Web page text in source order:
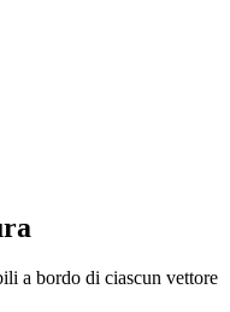
a bordo di ciascun vettore